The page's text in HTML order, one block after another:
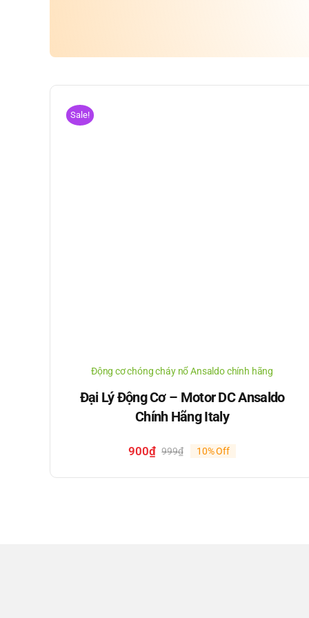
Sale!
Động cơ chóng cháy nổ Ansaldo chính hãng
Đại Lý Động Cơ – Motor DC Ansaldo
Chính Hãng Italy
999₫Giá
900₫
Giá10% Off